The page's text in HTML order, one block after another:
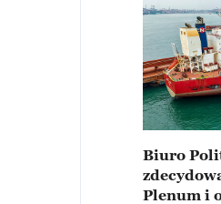
Biuro
Plenum i